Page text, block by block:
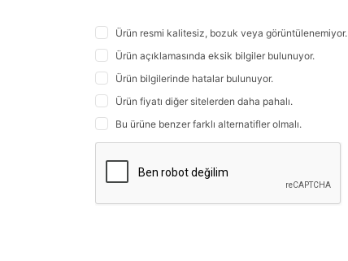
Ürün resmi kalitesiz, bozuk veya görüntülenemiyor.
Ürün açıklamasında eksik bilgiler bulunuyor.
Ürün bilgilerinde hatalar bulunuyor.
Ürün fiyatı diğer sitelerden daha pahalı.
Bu ürüne benzer farklı alternatifler olmalı.